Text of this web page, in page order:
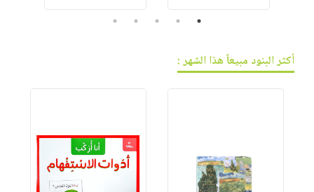
1
2
3
4
5
أكثر البنود مبيعاً هذا الشهر :